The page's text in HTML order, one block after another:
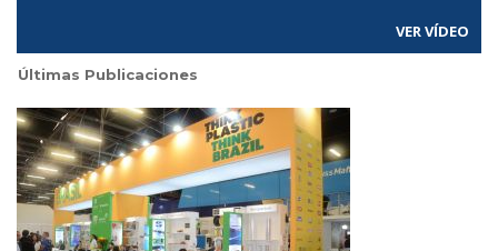
VER VÍDEO
Últimas Publicaciones